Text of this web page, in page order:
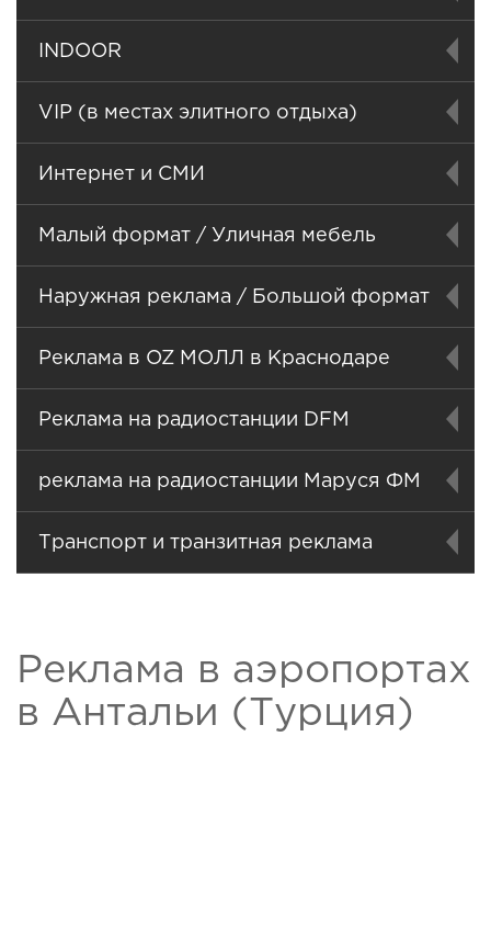
INDOOR
VIP (в местах элитного отдыха)
Интернет и СМИ
Малый формат / Уличная мебель
Наружная реклама / Большой формат
Реклама в OZ МОЛЛ в Краснодаре
Реклама на радиостанции DFM
реклама на радиостанции Маруся ФМ
Транспорт и транзитная реклама
Реклама в аэропортах
в Антальи (Турция)